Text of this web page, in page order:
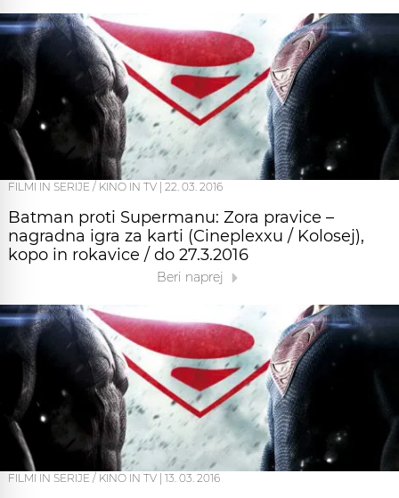
FILMI IN SERIJE / KINO IN TV | 22. 03. 2016
Batman proti Supermanu: Zora pravice –
nagradna igra za karti (Cineplexxu / Kolosej),
kopo in rokavice / do 27.3.2016
Beri naprej
FILMI IN SERIJE / KINO IN TV 13. 03. 2016